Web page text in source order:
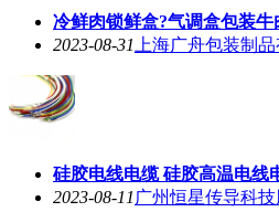
冷鲜肉锁鲜盒?气调盒包装
2023-08-31 上海广舟包装制
硅胶电线电缆 硅胶高温电线
2023-08-11 广州恒星传导科